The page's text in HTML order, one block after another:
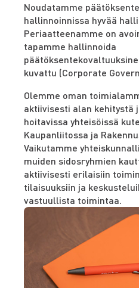
Noudatamme
hallinnoinnissa hyvää
Periaatteenamme on
tapamme hallinnoida
kuvattu (Corporate
Olemme oman
aktiivisesti alan kehitystä
hoitavissa yhteisöissä
Kaupanliitossa ja
Vaikutamme
muiden sidosryhmien
aktiivisesti erilaisiin
tilaisuuksiin ja
vastuullista toimintaa.